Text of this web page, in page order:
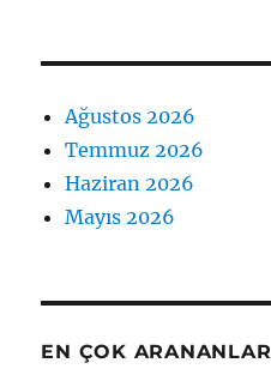
Ağustos 2026
Temmuz 2026
Haziran 2026
Mayıs 2026
EN ÇOK ARANANLAR